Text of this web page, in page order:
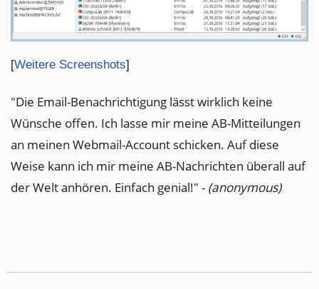
[Weitere Screenshots]
"Die Email-Benachrichtigung lässt wirklich keine
Wünsche offen. Ich lasse mir meine AB-Mitteilungen
an meinen Webmail-Account schicken. Auf diese
Weise kann ich mir meine AB-Nachrichten überall auf
der Welt anhören. Einfach genial!" - (anonymous)